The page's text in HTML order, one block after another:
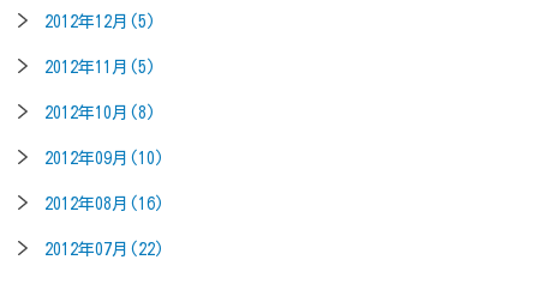
2012年12月(5)
2012年11月(5)
2012年10月(8)
2012年09月(10)
2012年08月(16)
2012年07月(22)